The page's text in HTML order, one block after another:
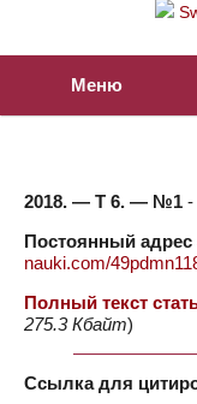
Меню
2018. — Т 6. — №1 -
Постоянный адрес
nauki.com/
Полный текст
275.3 Кбайт)
Ссылка для